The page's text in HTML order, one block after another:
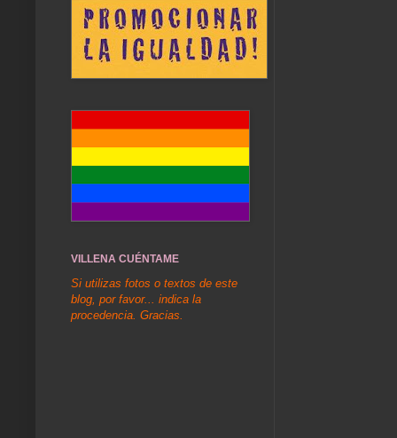
VILLENA CUÉNTAME
Si utilizas fotos o textos de este
blog, por favor... indica la
procedencia. Gracias.